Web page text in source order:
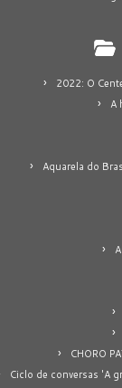
2022: O
A
Aquarela do
CHORO
Ciclo de conversas 'A